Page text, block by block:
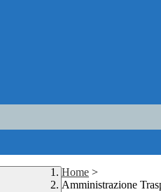
Home >
Amministrazione